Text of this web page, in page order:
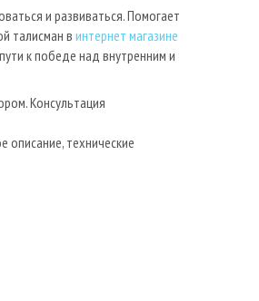
и развиваться. Помогает
талисман в интернет магазине
к победе над внутренним и
Консультация
технические